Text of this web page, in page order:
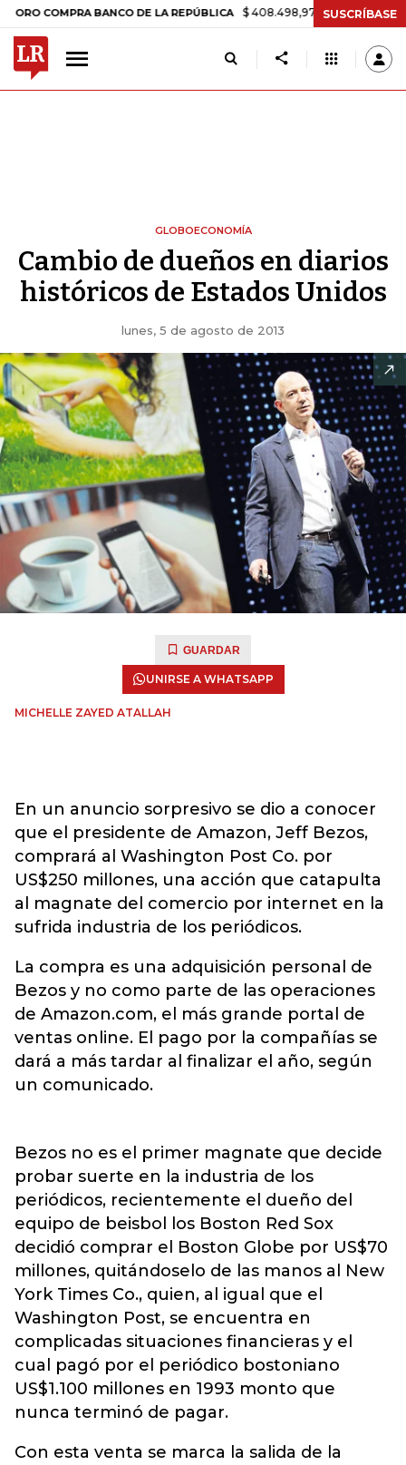
BANCO DE LA REPÚBLICA $ 408.498,97 +$ 8.753,81 +2,19%
SUSCRÍBASE
GLOBOECONOMÍA
Cambio de dueños en diarios
históricos de Estados Unidos
lunes, 5 de agosto de 2013
GUARDAR
UNIRSE A WHATSAPP
MICHELLE ZAYED ATALLAH
En un anuncio sorpresivo se dio a conocer
que el presidente de Amazon, Jeff Bezos,
comprará al Washington Post Co. por
US$250 millones, una acción que catapulta
al magnate del comercio por internet en la
sufrida industria de los periódicos.
La compra es una adquisición personal de
Bezos y no como parte de las operaciones
de Amazon.com, el más grande portal de
ventas online. El pago por la compañías se
dará a más tardar al finalizar el año, según
un comunicado.
Bezos no es el primer magnate que decide
probar suerte en la industria de los
periódicos, recientemente el dueño del
equipo de beisbol los Boston Red Sox
decidió comprar el Boston Globe por US$70
millones, quitándoselo de las manos al New
York Times Co., quien, al igual que el
Washington Post, se encuentra en
complicadas situaciones financieras y el
cual pagó por el periódico bostoniano
US$1.100 millones en 1993 monto que
nunca terminó de pagar.
Con esta venta se marca la salida de la